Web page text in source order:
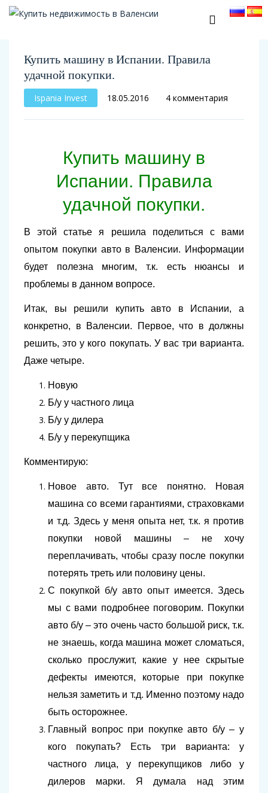
Купить машину в Испании. Правила
удачной покупки.
Ispania Invest 18.05.2016 4 комментария
Купить машину в
Испании. Правила
удачной покупки.
В этой статье я решила поделиться с вами
опытом покупки авто в Валенсии. Информации
будет полезна многим, т.к. есть нюансы и
проблемы в данном вопросе.
Итак, вы решили купить авто в Испании, а
конкретно, в Валенсии. Первое, что в должны
решить, это у кого покупать. У вас три варианта.
Даже четыре.
Новую
Б/у у частного лица
Б/у у дилера
Б/у у перекупщика
Комментирую:
Новое авто. Тут все понятно. Новая
машина со всеми гарантиями, страховками
и т.д. Здесь у меня опыта нет, т.к. я против
покупки новой машины – не хочу
переплачивать, чтобы сразу после покупки
потерять треть или половину цены.
С покупкой б/у авто опыт имеется. Здесь
мы с вами подробнее поговорим. Покупки
авто б/у – это очень часто большой риск, т.к.
не знаешь, когда машина может сломаться,
сколько прослужит, какие у нее скрытые
дефекты имеются, которые при покупке
нельзя заметить и т.д. Именно поэтому надо
быть осторожнее.
Главный вопрос при покупке авто б/у – у
кого покупать? Есть три варианта: у
частного лица, у перекупщиков либо у
дилеров марки. Я думала над этим